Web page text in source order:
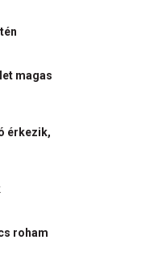
magas
érkezik,
roham